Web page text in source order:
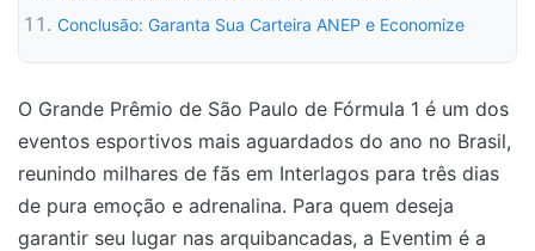
Conclusão: Garanta Sua Carteira ANEP e Economize
O Grande Prêmio de São Paulo de Fórmula 1 é um dos
eventos esportivos mais aguardados do ano no Brasil,
reunindo milhares de fãs em Interlagos para três dias
de pura emoção e adrenalina. Para quem deseja
garantir seu lugar nas arquibancadas, a Eventim é a